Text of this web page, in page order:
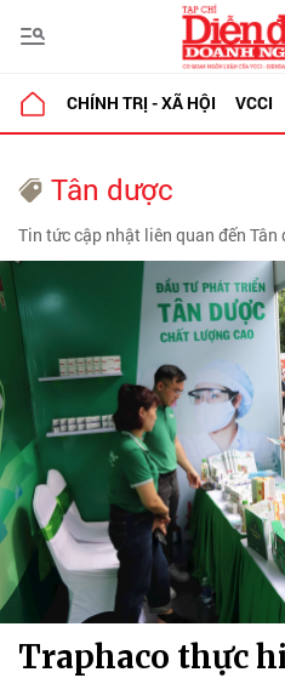
CHÍNH TRỊ - XÃ HỘI VCCI
Tân dược
Tin tức cập nhật liên quan đến Tân
Traphaco thực